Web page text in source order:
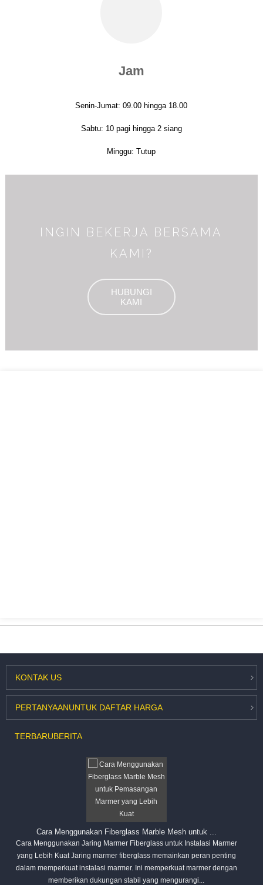
Jam
Senin-Jumat: 09.00 hingga 18.00
Sabtu: 10 pagi hingga 2 siang
Minggu: Tutup
INGIN BEKERJA BERSAMA
KAMI?
HUBUNGI
KAMI
KONTAK US
PERTANYAANUNTUK DAFTAR HARGA
TERBARUBERITA
Cara Menggunakan Fiberglass Marble Mesh untuk ...
Cara Menggunakan Jaring Marmer Fiberglass untuk Instalasi Marmer
yang Lebih Kuat Jaring marmer fiberglass memainkan peran penting
dalam memperkuat instalasi marmer. Ini memperkuat marmer dengan
memberikan dukungan stabil yang mengurangi...